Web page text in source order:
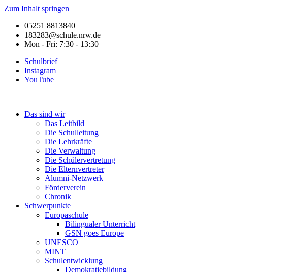
Zum Inhalt springen
05251 8813840
183283@schule.nrw.de
Mon - Fri: 7:30 - 13:30
Schulbrief
Instagram
YouTube
Das sind wir
Das Leitbild
Die Schulleitung
Die Lehrkräfte
Die Verwaltung
Die Schülervertretung
Die Elternvertreter
Alumni-Netzwerk
Förderverein
Chronik
Schwerpunkte
Europaschule
Bilingualer Unterricht
GSN goes Europe
UNESCO
MINT
Schulentwicklung
Demokratiebildung